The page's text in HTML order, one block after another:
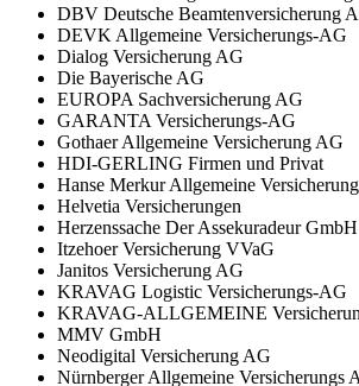
DBV Deutsche Beamtenversicherung
DEVK Allgemeine Versicherungs-AG
Dialog Versicherung AG
Die Bayerische AG
EUROPA Sachversicherung AG
GARANTA Versicherungs-AG
Gothaer Allgemeine Versicherung AG
HDI-GERLING Firmen und Privat
Hanse Merkur Allgemeine
Helvetia Versicherungen
Herzenssache Der Assekuradeur GmbH
Itzehoer Versicherung VVaG
Janitos Versicherung AG
KRAVAG Logistic Versicherungs-AG
KRAVAG-ALLGEMEINE
MMV GmbH
Neodigital Versicherung AG
Nürnberger Allgemeine Versicherungs